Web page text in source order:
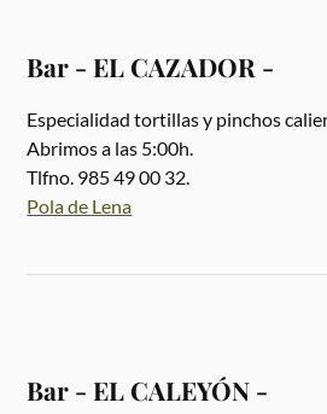
Bar - EL CAZADOR -
Especialidad tortillas y pinchos
Abrimos a las 5:00h.
Tlfno. 985 49 00 32.
Pola de Lena
Bar - EL CALEYÓN -